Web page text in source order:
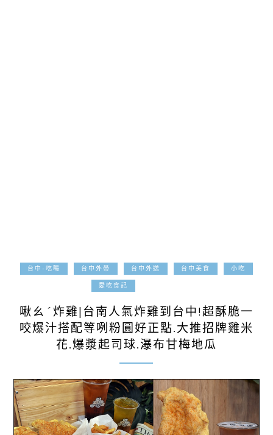
台中-吃喝 台中外帶 台中外送 台中美食 小吃
愛吃食記
啾ㄠˊ炸雞|台南人氣炸雞到台中!超酥脆一
咬爆汁搭配等咧粉圓好正點.大推招牌雞米
花.爆漿起司球.瀑布甘梅地瓜